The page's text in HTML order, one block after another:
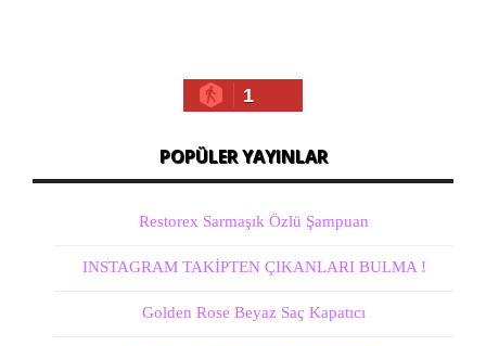
1
POPÜLER YAYINLAR
Restorex Sarmaşık Özlü Şampuan
INSTAGRAM TAKİPTEN ÇIKANLARI BULMA !
Golden Rose Beyaz Saç Kapatıcı